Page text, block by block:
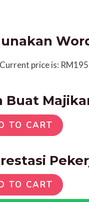
price is:
Buat
TO CART
TO CART